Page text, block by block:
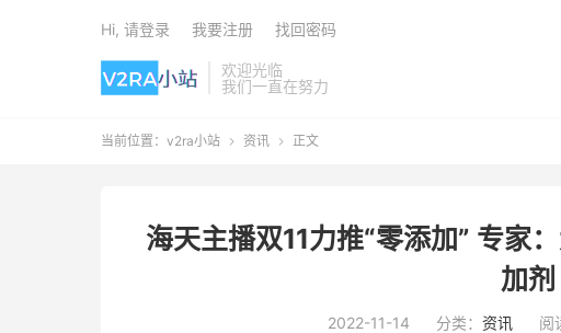
欢迎光临
我们一直在努力
Hi, 请登录 我要注册 找回密码
当前位置： v2ra小站  资讯  正文
海天主播双11力推“零添加” 专家
加剂
2022-11-14 分类： 资讯 阅